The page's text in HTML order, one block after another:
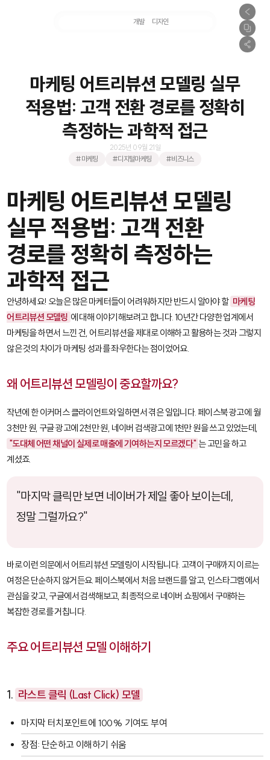
개발 디자인
마케팅 어트리뷰션 모델링 실무
적용법: 고객 전환 경로를 정확히
측정하는 과학적 접근
2025년 09월 21일
#마케팅
#디지털마케팅 #비즈니스
마케팅 어트리뷰션 모델링
실무 적용법: 고객 전환
경로를 정확히 측정하는
과학적 접근
안녕하세요! 오늘은 많은 마케터들이 어려워하지만 반드시 알아야 할 마케팅
어트리뷰션 모델링 에 대해 이야기해보려고 합니다. 10년간 다양한 업계에서
마케팅을 하면서 느낀 건, 어트리뷰션을 제대로 이해하고 활용하는 것과 그렇지
않은 것의 차이가 마케팅 성과를 좌우한다는 점이었어요.
왜 어트리뷰션 모델링이 중요할까요?
작년에 한 이커머스 클라이언트와 일하면서 겪은 일입니다. 페이스북 광고에 월
3천만 원, 구글 광고에 2천만 원, 네이버 검색광고에 1천만 원을 쓰고 있었는데,
"도대체 어떤 채널이 실제로 매출에 기여하는지 모르겠다" 는 고민을 하고
계셨죠.
"마지막 클릭만 보면 네이버가 제일 좋아 보이는데,
정말 그럴까요?"
바로 이런 의문에서 어트리뷰션 모델링이 시작됩니다. 고객이 구매까지 이르는
여정은 단순하지 않거든요. 페이스북에서 처음 브랜드를 알고, 인스타그램에서
관심을 갖고, 구글에서 검색해보고, 최종적으로 네이버 쇼핑에서 구매하는
복잡한 경로를 거칩니다.
주요 어트리뷰션 모델 이해하기
1. 라스트 클릭 (Last Click) 모델
마지막 터치포인트에 100% 기여도 부여
장점: 단순하고 이해하기 쉬움